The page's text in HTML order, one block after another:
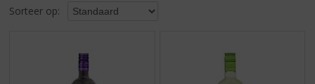
p
Sorteer op: